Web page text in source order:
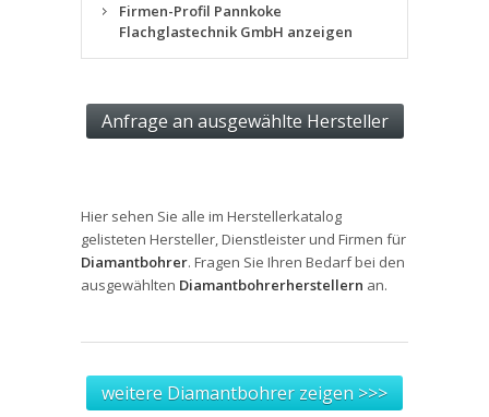
Firmen-Profil Pannkoke
Flachglastechnik GmbH anzeigen
Hier sehen Sie alle im Herstellerkatalog
gelisteten Hersteller, Dienstleister und Firmen für
Diamantbohrer. Fragen Sie Ihren Bedarf bei den
ausgewählten Diamantbohrerherstellern an.
weitere Diamantbohrer zeigen >>>